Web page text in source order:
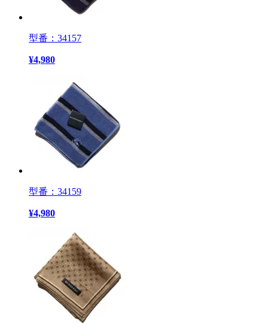
型番：34157
¥4,980
型番：34159
¥4,980